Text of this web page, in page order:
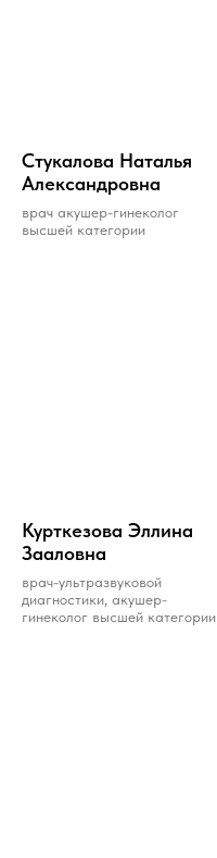
Стукалова Наталья
Александровна
врач акушер-гинеколог
высшей категории
Курткезова Эллина
Зааловна
врач-ультразвуковой
диагностики, акушер-
гинеколог высшей категории